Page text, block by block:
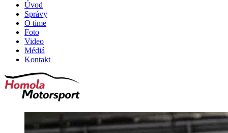
Úvod
Správy
O tíme
Foto
Video
Médiá
Kontakt